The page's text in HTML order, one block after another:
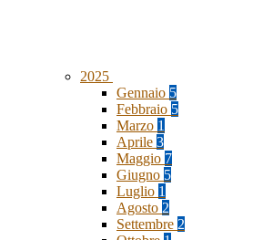
2025
Gennaio 5
Febbraio 5
Marzo 1
Aprile 3
Maggio 7
Giugno 5
Luglio 1
Agosto 2
Settembre 2